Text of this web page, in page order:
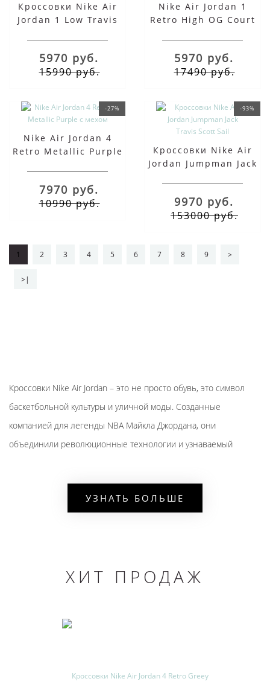
Кроссовки Nike Air
Jordan 1 Low Travis
5970 руб.
15990 руб.
Nike Air Jordan 1
Retro High OG Court
5970 руб.
17490 руб.
-27%
Nike Air Jordan 4
Retro Metallic Purple
7970 руб.
10990 руб.
-93%
Кроссовки Nike Air
Jordan Jumpman Jack
9970 руб.
153000 руб.
1 2 3 4 5 6 7 8 9 >
>|
Кроссовки Nike Air Jordan – это не просто обувь, это символ
баскетбольной культуры и уличной моды. Созданные
компанией для легенды NBA Майкла Джордана, они
объединили революционные технологии и узнаваемый
ЧТО ДЕЛАЕТ AIR JORDAN ОСОБЕННЫМИ:
кожа, дышащий текстиль
не выходят из моды
УЗНАТЬ БОЛЬШЕ
ХИТ ПРОДАЖ